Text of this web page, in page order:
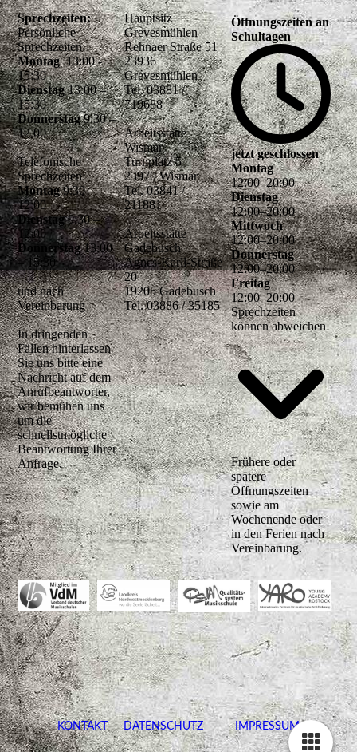
Sprechzeiten:
Persönliche
Sprechzeiten:
Montag13:00 -
15:30
Dienstag13:00 –
15:30
Donnerstag9:30 –
12.00
Telefonische
Sprechzeiten:
Montag9:30 –
12:00
Dienstag9:30 –
12:00
Donnerstag13:00
– 15:30
und nach
Vereinbarung
In dringenden
Fällen hinterlassen
Sie uns bitte eine
Nachricht auf dem
Anrufbeantworter,
wir bemühen uns
um die
schnellstmögliche
Beantwortung Ihrer
Anfrage.
Hauptsitz
Grevesmühlen
Rehnaer Straße 51
23936
Grevesmühlen
Tel. 03881 /
719688
Arbeitsstätte
Wismar
Turnplatz 5
23970 Wismar
Tel. 03841 /
211881
Arbeitsstätte
Gadebusch
Agnes-Karll-Straße
20
19205 Gadebusch
Tel. 03886 / 35185
Öffnungszeiten an
Schultagen
jetzt geschlossen
Montag
12:00–20:00
Dienstag
12:00–20:00
Mittwoch
12:00–20:00
Donnerstag
12:00–20:00
Freitag
12:00–20:00
Sprechzeiten
können abweichen
Frühere oder
spätere
Öffnungszeiten
sowie am
Wochenende oder
in den Ferien nach
Vereinbarung.
KONTAKT DATENSCHUTZIMPRESSUM